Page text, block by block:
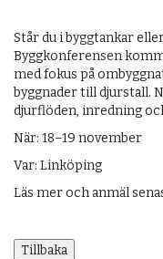
Står du i byggtankar
Byggkonferensen
med fokus på
byggnader till djurstall.
djurflöden, inredning
När: 18–19 november
Var: Linköping
Läs mer och anmäl
Tillbaka